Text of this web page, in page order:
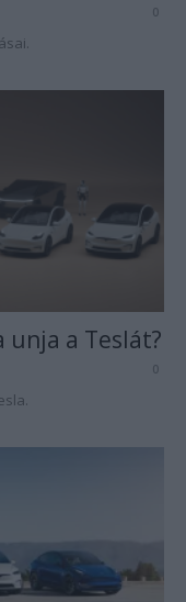
0
unja a Teslát?
0